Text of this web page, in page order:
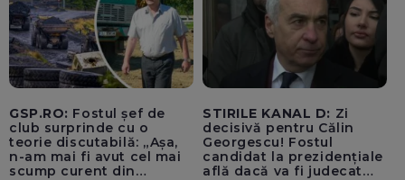
GSP.RO: Fostul șef de
club surprinde cu o
teorie discutabilă: „Așa,
n-am mai fi avut cel mai
scump curent din
STIRILE KANAL D: Zi
decisivă pentru Călin
Georgescu! Fostul
candidat la prezidențiale
află dacă va fi judecat